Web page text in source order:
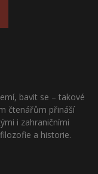
bavit se – takové
čtenářům přináší
i zahraničními
a historie.